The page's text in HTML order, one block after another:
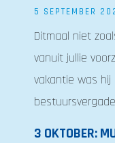
5 SEPTEMBER
Ditmaal niet
vanuit jullie
vakantie was
3 OKTOBER: